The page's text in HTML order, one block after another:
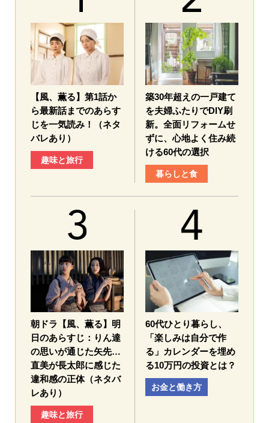
【風、薫る】第1話か
ら最新話までのあらす
じを一気読み！（ネタ
バレあり）
趣味と旅行
築30年超えの一戸建て
を夫婦ふたりでDIY刷
新。全面リフォームせ
ずに、心地よく住み続
ける60代の選択
暮らしと食
朝ドラ【風、薫る】明
日のあらすじ：​りん達
の思いが通じた矢先…
直美が長太郎に感じた
違和感の正体（ネタバ
レあり）
趣味と旅行
60代ひとり暮らし、
「楽しみは自分で作
る」カレンダーを埋め
る10万円の投資とは？
お金と働き方